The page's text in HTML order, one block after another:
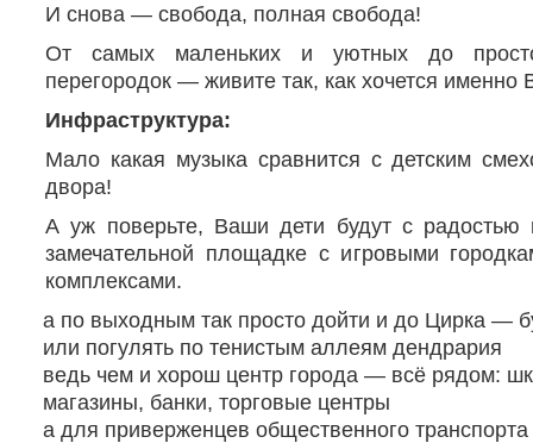
И снова — свобода, полная свобода!
От самых маленьких и уютных до
перегородок — живите так, как хочется именно
Инфраструктура:
Мало какая музыка сравнится с детским
двора!
А уж поверьте, Ваши дети будут с радостью
замечательной площадке с игровыми
комплексами.
а по выходным так просто дойти и до Цирка —
или погулять по тенистым аллеям дендрария
ведь чем и хорош центр города — всё рядом:
магазины, банки, торговые центры
а для приверженцев общественного